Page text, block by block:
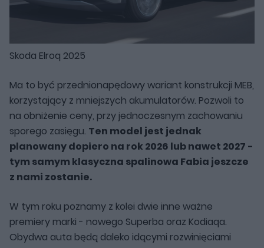
Skoda Elroq 2025
Ma to być przednionapędowy wariant konstrukcji MEB,
korzystający z mniejszych akumulatorów. Pozwoli to
na obniżenie ceny, przy jednoczesnym zachowaniu
sporego zasięgu. Ten model jest jednak
planowany dopiero na rok 2026 lub nawet 2027 -
tym samym klasyczna spalinowa Fabia jeszcze
z nami zostanie.
W tym roku poznamy z kolei dwie inne ważne
premiery marki - nowego Superba oraz Kodiaqa.
Obydwa auta będą daleko idącymi rozwinięciami